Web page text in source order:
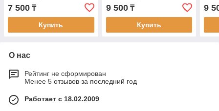
7 500 ₸
Купить
9 500₸
Купить
9
О нас
Рейтинг не сформирован
Менее 5 отзывов за последний год
Работает с 18.02.2009